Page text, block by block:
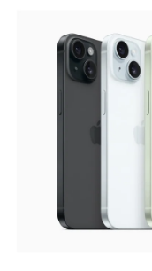
hvězdiček.